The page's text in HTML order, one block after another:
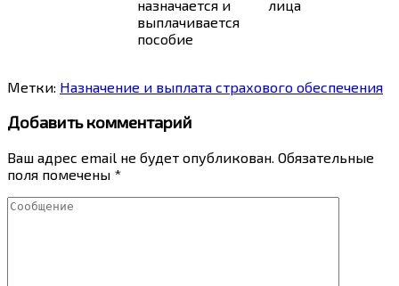
назначается и
выплачивается
пособие
лица
Метки: Назначение и выплата страхового обеспечения
Добавить комментарий
Ваш адрес email не будет опубликован. Обязательные
поля помечены *